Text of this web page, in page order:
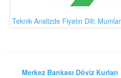
Teknik Analizde Fiyatın Dili:
Merkez Bankası Döviz Kurları